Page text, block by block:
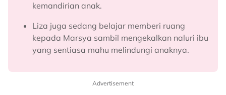
kemandirian anak.
Liza juga sedang belajar memberi ruang
kepada Marsya sambil mengekalkan naluri ibu
yang sentiasa mahu melindungi anaknya.
Advertisement